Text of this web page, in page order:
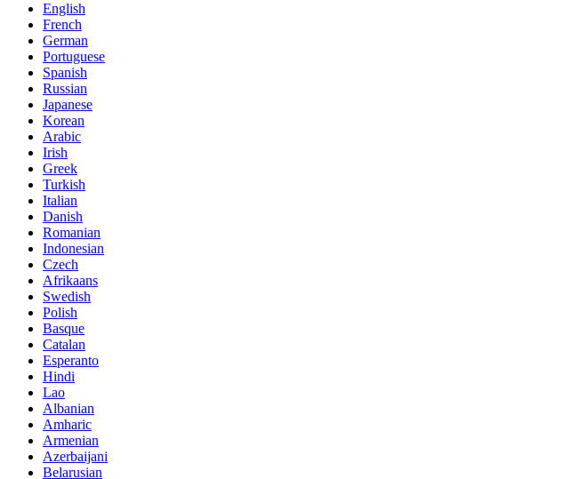
English
French
German
Portuguese
Spanish
Russian
Japanese
Korean
Arabic
Irish
Greek
Turkish
Italian
Danish
Romanian
Indonesian
Czech
Afrikaans
Swedish
Polish
Basque
Catalan
Esperanto
Hindi
Lao
Albanian
Amharic
Armenian
Azerbaijani
Belarusian